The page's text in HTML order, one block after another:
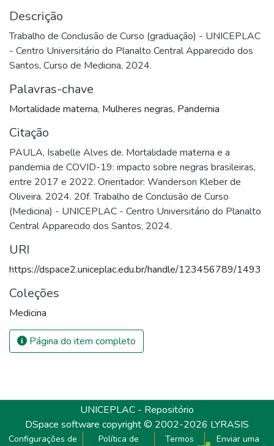
Descrição
Trabalho de Conclusão de Curso (graduação) - UNICEPLAC
- Centro Universitário do Planalto Central Apparecido dos
Santos, Curso de Medicina, 2024.
Palavras-chave
Mortalidade materna, Mulheres negras, Pandemia
Citação
PAULA, Isabelle Alves de. Mortalidade materna e a
pandemia de COVID-19: impacto sobre negras brasileiras,
entre 2017 e 2022. Orientador: Wanderson Kleber de
Oliveira. 2024. 20f. Trabalho de Conclusão de Curso
(Medicina) - UNICEPLAC - Centro Universitário do Planalto
Central Apparecido dos Santos, 2024.
URI
https://dspace2.uniceplac.edu.br/handle/123456789/1493
Coleções
Medicina
Página do item completo
UNICEPLAC - Repositório
DSpace software copyright © 2002-2026 LYRASIS
Configurações de Política de Termos Enviar uma